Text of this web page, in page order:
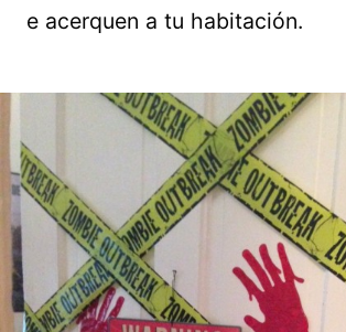
e acerquen a tu habitación.